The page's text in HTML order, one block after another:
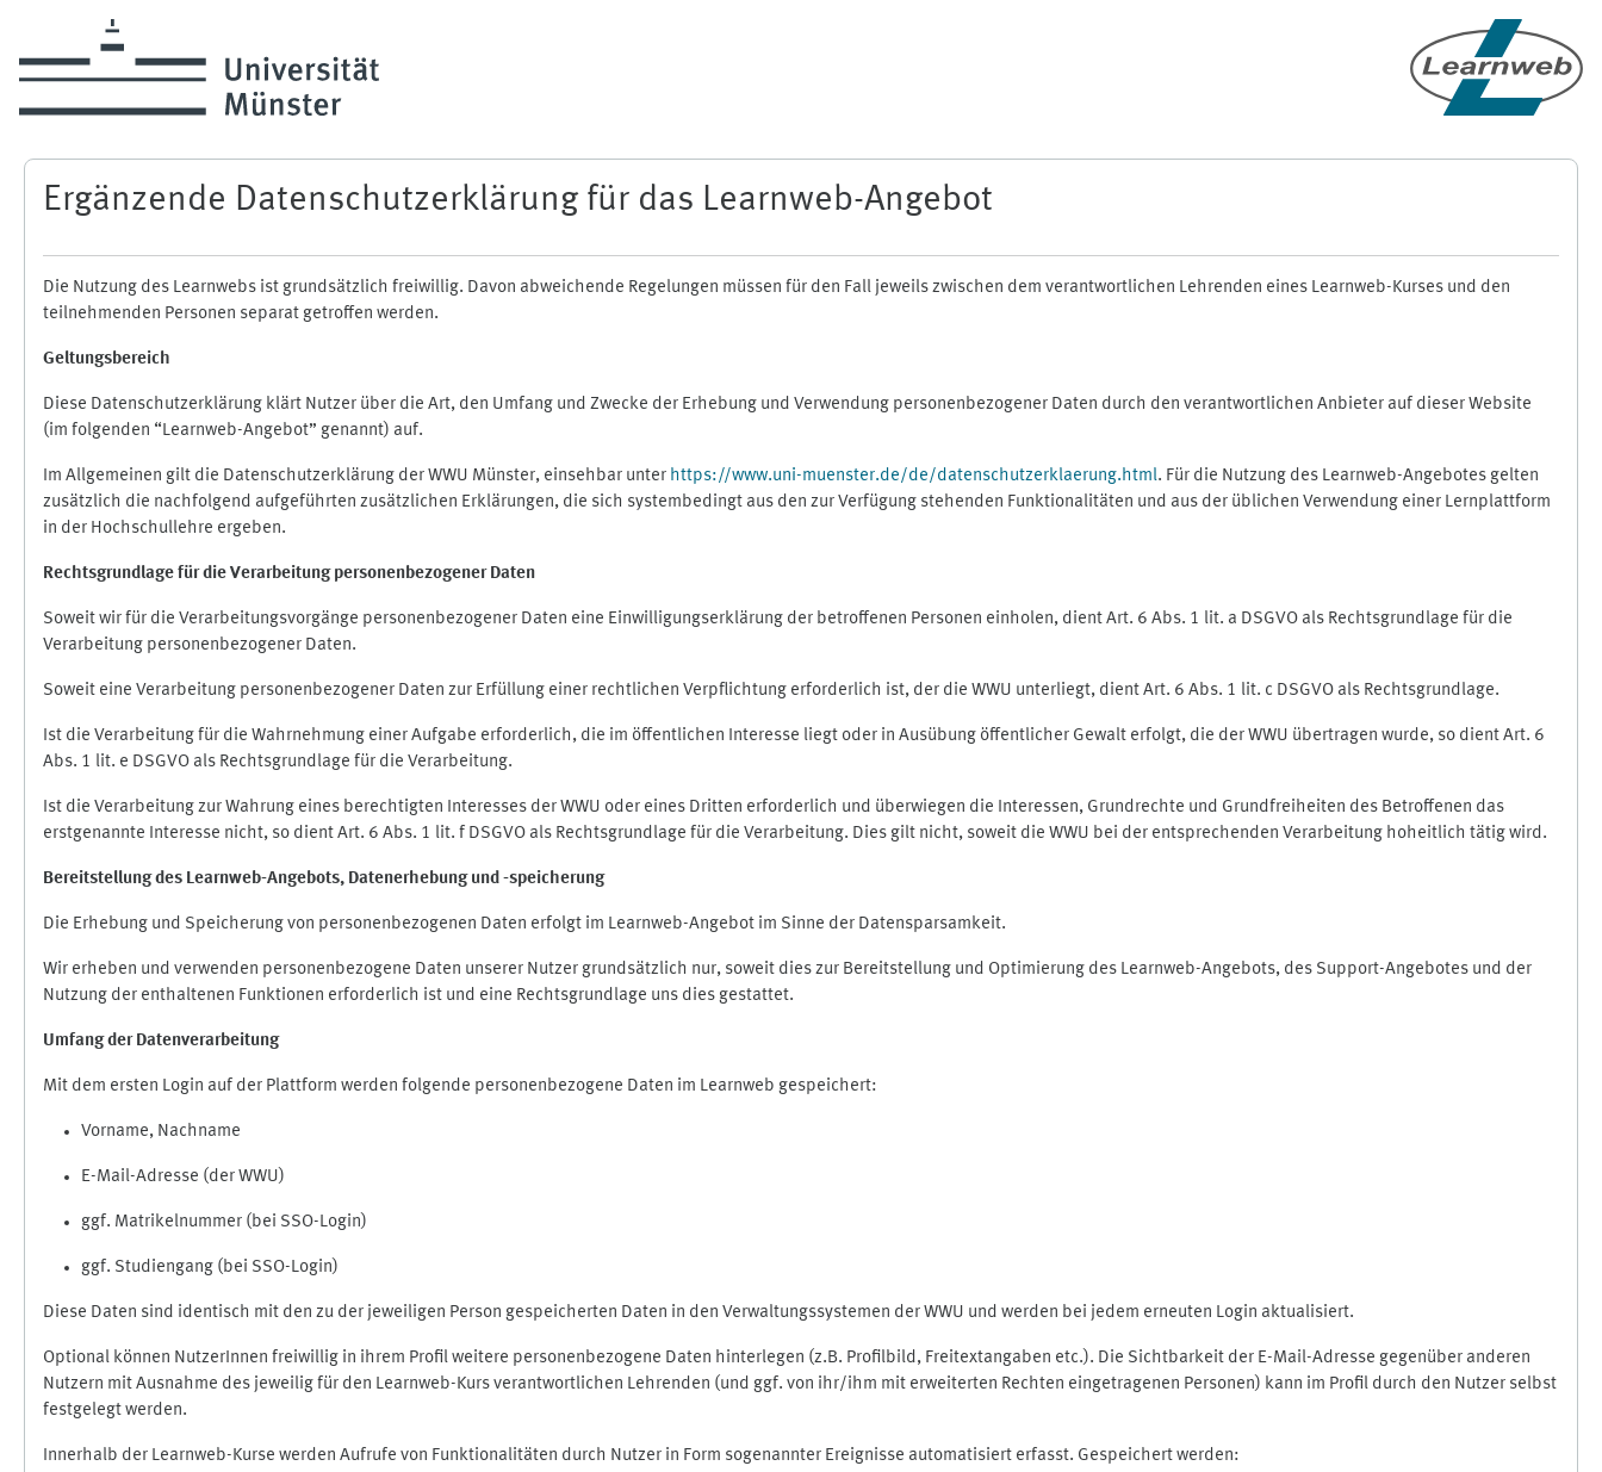
Ergänzende Datenschutzerklärung für das Learnweb-Angebot
Die Nutzung des Learnwebs ist grundsätzlich freiwillig. Davon abweichende Regelungen müssen für den Fall jeweils zwischen dem verantwortlichen Lehrenden eines Learnweb-Kurses und den
teilnehmenden Personen separat getroffen werden.
Geltungsbereich
Diese Datenschutzerklärung klärt Nutzer über die Art, den Umfang und Zwecke der Erhebung und Verwendung personenbezogener Daten durch den verantwortlichen Anbieter auf dieser Website
(im folgenden “Learnweb-Angebot” genannt) auf.
Im Allgemeinen gilt die Datenschutzerklärung der WWU Münster, einsehbar unter https://www.uni-muenster.de/de/datenschutzerklaerung.html. Für die Nutzung des Learnweb-Angebotes gelten
zusätzlich die nachfolgend aufgeführten zusätzlichen Erklärungen, die sich systembedingt aus den zur Verfügung stehenden Funktionalitäten und aus der üblichen Verwendung einer Lernplattform
in der Hochschullehre ergeben.
Rechtsgrundlage für die Verarbeitung personenbezogener Daten
Soweit wir für die Verarbeitungsvorgänge personenbezogener Daten eine Einwilligungserklärung der betroffenen Personen einholen, dient Art. 6 Abs. 1 lit. a DSGVO als Rechtsgrundlage für die
Verarbeitung personenbezogener Daten.
Soweit eine Verarbeitung personenbezogener Daten zur Erfüllung einer rechtlichen Verpflichtung erforderlich ist, der die WWU unterliegt, dient Art. 6 Abs. 1 lit. c DSGVO als Rechtsgrundlage.
Ist die Verarbeitung für die Wahrnehmung einer Aufgabe erforderlich, die im öffentlichen Interesse liegt oder in Ausübung öffentlicher Gewalt erfolgt, die der WWU übertragen wurde, so dient Art. 6
Abs. 1 lit. e DSGVO als Rechtsgrundlage für die Verarbeitung.
Ist die Verarbeitung zur Wahrung eines berechtigten Interesses der WWU oder eines Dritten erforderlich und überwiegen die Interessen, Grundrechte und Grundfreiheiten des Betroffenen das
erstgenannte Interesse nicht, so dient Art. 6 Abs. 1 lit. f DSGVO als Rechtsgrundlage für die Verarbeitung. Dies gilt nicht, soweit die WWU bei der entsprechenden Verarbeitung hoheitlich tätig wird.
Bereitstellung des Learnweb-Angebots, Datenerhebung und -speicherung
Die Erhebung und Speicherung von personenbezogenen Daten erfolgt im Learnweb-Angebot im Sinne der Datensparsamkeit.
Wir erheben und verwenden personenbezogene Daten unserer Nutzer grundsätzlich nur, soweit dies zur Bereitstellung und Optimierung des Learnweb-Angebots, des Support-Angebotes und der
Nutzung der enthaltenen Funktionen erforderlich ist und eine Rechtsgrundlage uns dies gestattet.
Umfang der Datenverarbeitung
Mit dem ersten Login auf der Plattform werden folgende personenbezogene Daten im Learnweb gespeichert:
Vorname, Nachname
E-Mail-Adresse (der WWU)
ggf. Matrikelnummer (bei SSO-Login)
ggf. Studiengang (bei SSO-Login)
Diese Daten sind identisch mit den zu der jeweiligen Person gespeicherten Daten in den Verwaltungssystemen der WWU und werden bei jedem erneuten Login aktualisiert.
Optional können NutzerInnen freiwillig in ihrem Profil weitere personenbezogene Daten hinterlegen (z.B. Profilbild, Freitextangaben etc.). Die Sichtbarkeit der E-Mail-Adresse gegenüber anderen
Nutzern mit Ausnahme des jeweilig für den Learnweb-Kurs verantwortlichen Lehrenden (und ggf. von ihr/ihm mit erweiterten Rechten eingetragenen Personen) kann im Profil durch den Nutzer selbst
festgelegt werden.
Innerhalb der Learnweb-Kurse werden Aufrufe von Funktionalitäten durch Nutzer in Form sogenannter Ereignisse automatisiert erfasst. Gespeichert werden: